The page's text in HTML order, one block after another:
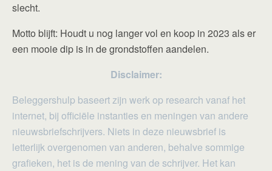
slecht.
Motto blijft: Houdt u nog langer vol en koop in 2023 als er
een mooie dip is in de grondstoffen aandelen.
Disclaimer:
Beleggershulp baseert zijn werk op research vanaf het
internet, bij officiële instanties en meningen van andere
nieuwsbriefschrijvers. Niets in deze nieuwsbrief is
letterlijk overgenomen van anderen, behalve sommige
grafieken, het is de mening van de schrijver. Het kan